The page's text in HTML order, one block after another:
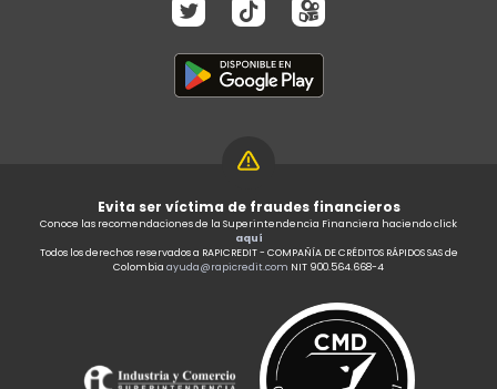
Evita ser víctima de fraudes financieros
Conoce las recomendaciones de la Superintendencia Financiera haciendo click
aquí
Todos los derechos reservados a RAPICREDIT - COMPAÑÍA DE CRÉDITOS RÁPIDOS SAS de
Colombia ayuda@rapicredit.com NIT 900.564.668-4